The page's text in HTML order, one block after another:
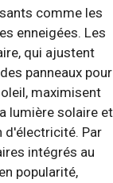
comme les
enneigées. Les
qui ajustent
panneaux pour
maximisent
lumière solaire et
d'électricité. Par
intégrés au
popularité,